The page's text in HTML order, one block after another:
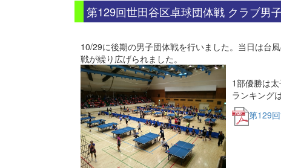
第129回世田谷区卓球団体戦 クラブ男
10/29に後期の男子団体戦を行いました。当日は台
戦が繰り広げられました。
1部優勝は
ランキング
第129